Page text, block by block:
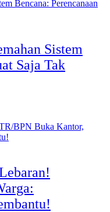
Sistem
Saja Tak